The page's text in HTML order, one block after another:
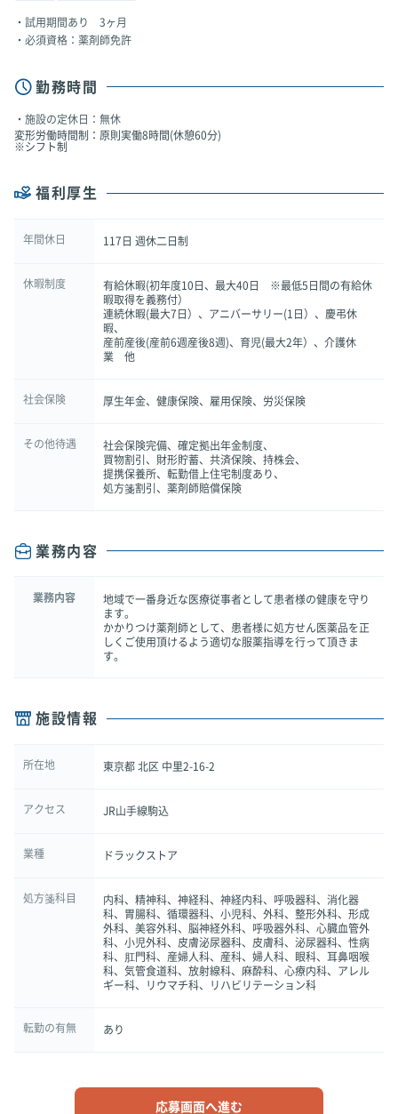
試用期間あり 3ヶ月
必須資格：薬剤師免許
勤務時間
施設の定休日：無休
変形労働時間制：原則実働8時間(休憩60分)
※シフト制
福利厚生
年間休日 117日 週休二日制
休暇制度
有給休暇(初年度10日、最大40日 ※最低5日間の有給休
暇取得を義務付）
連続休暇(最大7日）、アニバーサリー(1日）、慶弔休
暇、
産前産後(産前6週産後8週)、育児(最大2年）、介護休
業 他
社会保険 厚生年金、健康保険、雇用保険、労災保険
その他待遇
社会保険完備、確定拠出年金制度、
買物割引、財形貯蓄、共済保険、持株会、
提携保養所、転勤借上住宅制度あり、
処方箋割引、薬剤師賠償保険
業務内容
業務内容
地域で一番身近な医療従事者として患者様の健康を守り
ます。
かかりつけ薬剤師として、患者様に処方せん医薬品を正
しくご使用頂けるよう適切な服薬指導を行って頂きま
す。
施設情報
所在地 東京都 北区 中里2-16-2
アクセス JR山手線駒込
業種 ドラックストア
処方箋科目
内科、精神科、神経科、神経内科、呼吸器科、消化器
科、胃腸科、循環器科、小児科、外科、整形外科、形成
外科、美容外科、脳神経外科、呼吸器外科、心臓血管外
科、小児外科、皮膚泌尿器科、皮膚科、泌尿器科、性病
科、肛門科、産婦人科、産科、婦人科、眼科、耳鼻咽喉
科、気管食道科、放射線科、麻酔科、心療内科、アレル
ギー科、リウマチ科、リハビリテーション科
転勤の有無 あり
応募画面へ進む